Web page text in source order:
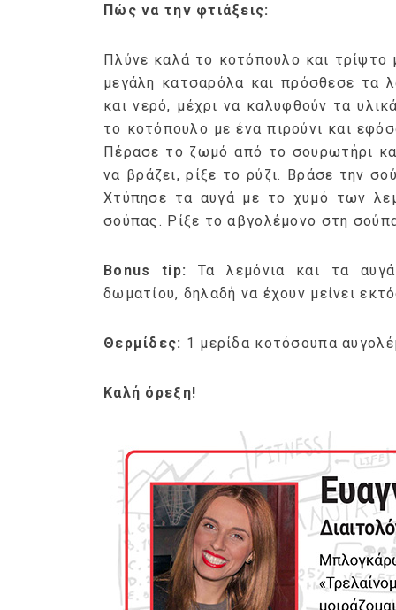
Πώς να την φτιάξεις:
Πλύνε καλά το κοτόπουλο και τρίψτο
μεγάλη κατσαρόλα και πρόσθεσε τα
και νερό, μέχρι να καλυφθούν τα
το κοτόπουλο με ένα πιρούνι και
Πέρασε το ζωμό από το σουρωτήρι
να βράζει, ρίξε το ρύζι. Βράσε την
Χτύπησε τα αυγά με το χυμό των
σούπας. Ρίξε το αβγολέμονο στη
Bonus tip:
Τα λεμόνια και τα
δωματίου, δηλαδή να έχουν μείνει
Θερμίδες: 1 μερίδα κοτόσουπα
Καλή όρεξη!